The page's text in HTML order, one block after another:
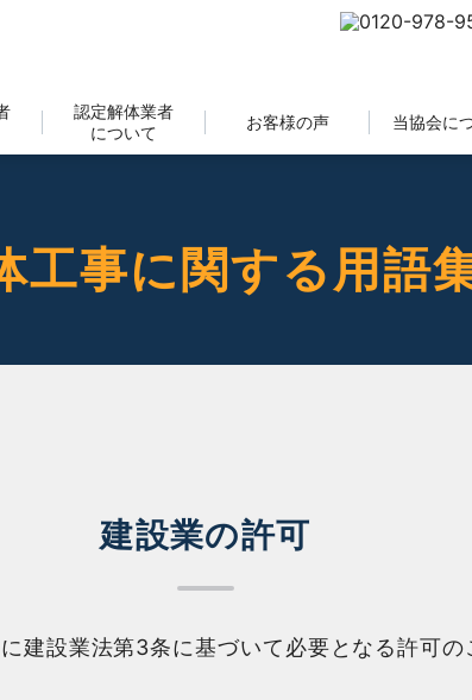
認定解体業者
について
お客様の声 当協会に
工事に関する用語
建設業の許可
建設業法第3条に基づいて必要となる許可の